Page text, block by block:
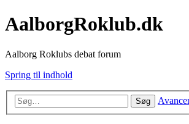
AalborgRoklub.dk
Aalborg Roklubs debat forum
Spring til indhold
Søg